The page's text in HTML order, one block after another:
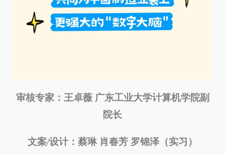
审核专家：王卓薇 广东工业大学计算机学院副
院长
文案/设计：蔡琳 肖春芳 罗锦泽（实习）